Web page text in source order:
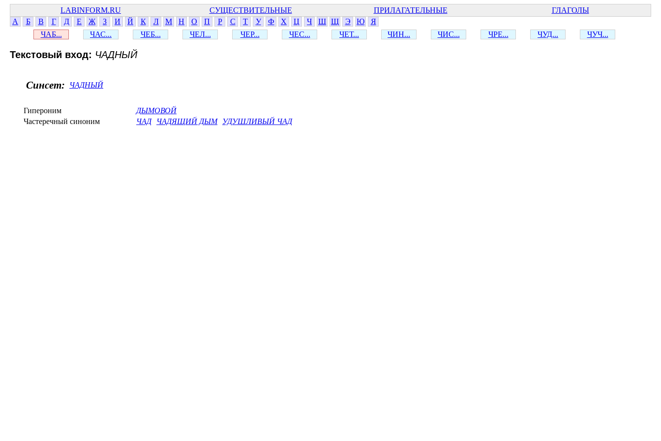
LABINFORM.RU СУЩЕСТВИТЕЛЬНЫЕ ПРИЛАГАТЕЛЬНЫЕ
ГЛАГОЛЫ
А
Б В Г Д Е Ж З И Й К Л М Н О П Р С Т У Ф Х Ц Ч Ш Щ Э Ю
Я
ЧАБ...
ЧАС... ЧЕБ... ЧЕЛ... ЧЕР... ЧЕС... ЧЕТ... ЧИН... ЧИС... ЧРЕ... ЧУД... ЧУЧ...
Текстовый вход: ЧАДНЫЙ
Синсет: ЧАДНЫЙ
Гипероним
ДЫМОВОЙ
Частеречный синоним
ЧАД ЧАДЯЩИЙ ДЫМ УДУШЛИВЫЙ ЧАД